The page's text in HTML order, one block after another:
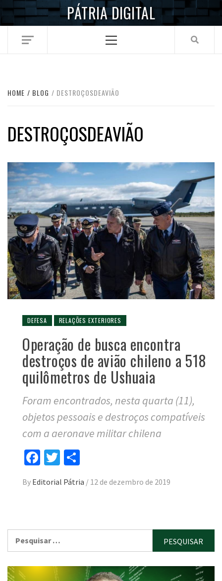
Skip
PÁTRIA DIGITAL
Menu
HOME BLOG DESTROÇOSDEAVIÃO
DESTROÇOSDEAVIÃO
DEFESA RELAÇÕES EXTERIORES
Operação de busca encontra
destroços de avião chileno a 518
quilômetros de Ushuaia
Foram encontrados, nesta quarta (11),
objetos pessoais e destroços compatíveis
com a aeronave militar chilena
Facebook
Twitter
By Editorial Pátria / 12 de dezembro de 2019